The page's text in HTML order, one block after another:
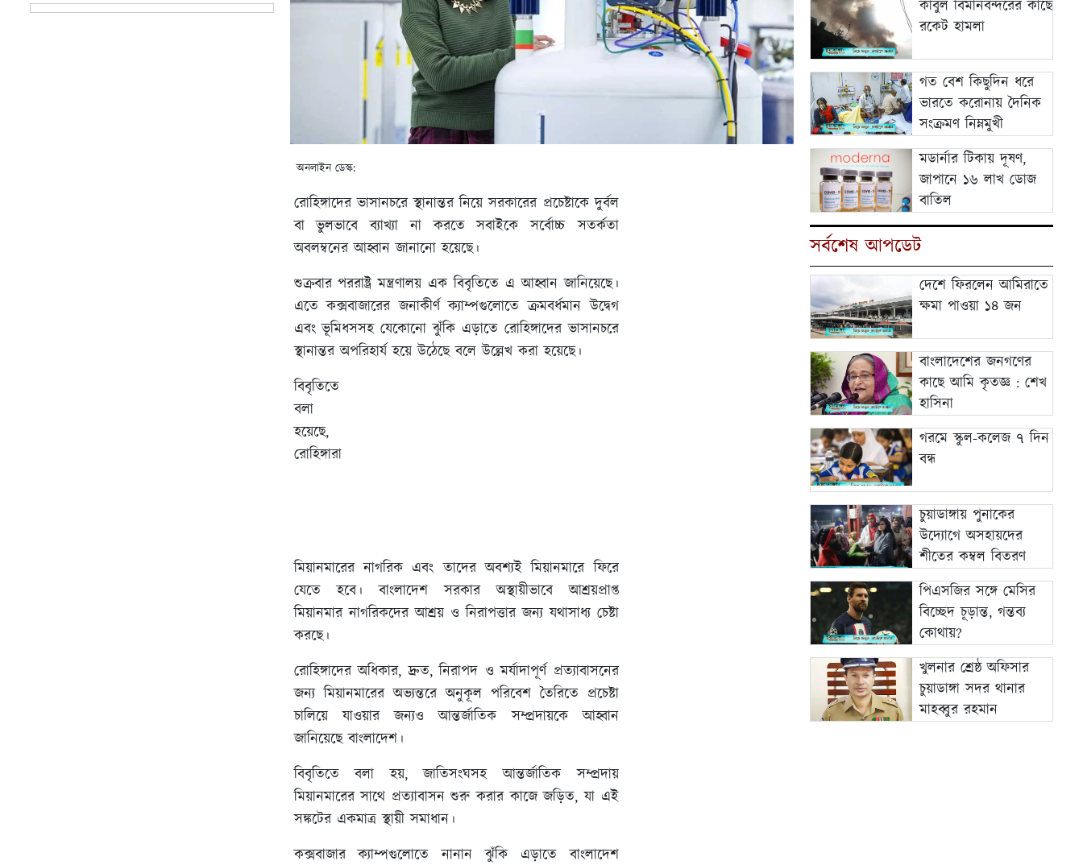
অনলাইন ডেস্ক:
রোহিঙ্গাদের ভাসানচরে স্থানান্তর নিয়ে সরকারের প্রচেষ্টাকে দুর্বল
বা ভুলভাবে ব্যাখ্যা না করতে সবাইকে সর্বোচ্চ সতর্কতা
অবলম্বনের আহ্বান জানানো হয়েছে।
শুক্রবার পররাষ্ট্র মন্ত্রণালয় এক বিবৃতিতে এ আহ্বান জানিয়েছে।
এতে কক্সবাজারের জনাকীর্ণ ক্যাম্পগুলোতে ক্রমবর্ধমান উদ্বেগ
এবং ভূমিধসসহ যেকোনো ঝুঁকি এড়াতে রোহিঙ্গাদের ভাসানচরে
স্থানান্তর অপরিহার্য হয়ে উঠেছে বলে উল্লেখ করা হয়েছে।
বিবৃতিতে
বলা
হয়েছে,
রোহিঙ্গারা
মিয়ানমারের নাগরিক এবং তাদের অবশ্যই মিয়ানমারে ফিরে
যেতে হবে। বাংলাদেশ সরকার অস্থায়ীভাবে আশ্রয়প্রাপ্ত
মিয়ানমার নাগরিকদের আশ্রয় ও নিরাপত্তার জন্য যথাসাধ্য চেষ্টা
করছে।
রোহিঙ্গাদের অধিকার, দ্রুত, নিরাপদ ও মর্যাদাপূর্ণ প্রত্যাবাসনের
জন্য মিয়ানমারের অভ্যন্তরে অনুকূল পরিবেশ তৈরিতে প্রচেষ্টা
চালিয়ে যাওয়ার জন্যও আন্তর্জাতিক সম্প্রদায়কে আহ্বান
জানিয়েছে বাংলাদেশ।
বিবৃতিতে বলা হয়, জাতিসংঘসহ আন্তর্জাতিক সম্প্রদায়
মিয়ানমারের সাথে প্রত্যাবাসন শুরু করার কাজে জড়িত, যা এই
সঙ্কটের একমাত্র স্থায়ী সমাধান।
কক্সবাজার ক্যাম্পগুলোতে নানান ঝুঁকি এড়াতে বাংলাদেশ
কাবুল বিমানবন্দরের কাছে
রকেট হামলা
গত বেশ কিছুদিন ধরে
ভারতে করোনায় দৈনিক
সংক্রমণ নিম্নমুখী
মডার্নার টিকায় দূষণ,
জাপানে ১৬ লাখ ডোজ
বাতিল
সর্বশেষ আপডেট
দেশে ফিরলেন আমিরাতে
ক্ষমা পাওয়া ১৪ জন
বাংলাদেশের জনগণের
কাছে আমি কৃতজ্ঞ : শেখ
হাসিনা
গরমে স্কুল-কলেজ ৭ দিন
বন্ধ
চুয়াডাঙ্গায় পুনাকের
উদ্যোগে অসহায়দের
শীতের কম্বল বিতরণ
পিএসজির সঙ্গে মেসির
বিচ্ছেদ চূড়ান্ত, গন্তব্য
কোথায়?
খুলনার শ্রেষ্ঠ অফিসার
চুয়াডাঙ্গা সদর থানার
মাহব্বুর রহমান